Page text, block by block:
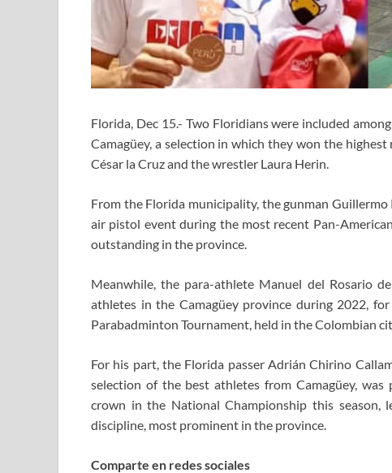
Florida, Dec 15.- Two Floridians were included
Camagüey, a selection in which they won the
César la Cruz and the wrestler Laura Herin.
From the Florida municipality, the gunman
air pistol event during the most recent Pan-
outstanding in the province.
Meanwhile, the para-athlete Manuel del Rosario
athletes in the Camagüey province during 2022,
Parabadminton Tournament, held in the Colombian
For his part, the Florida passer Adrián Chirino
selection of the best athletes from Camagüey,
crown in the National Championship this
discipline, most prominent in the province.
Comparte en redes sociales